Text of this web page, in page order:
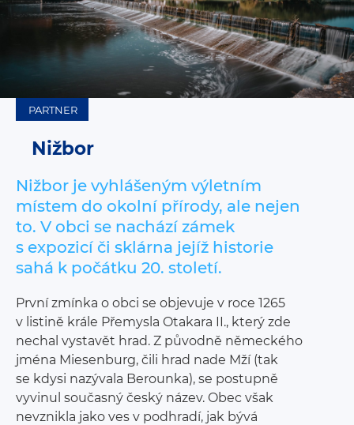
PARTNER
Nižbor
Nižbor je vyhlášeným výletním
místem do okolní přírody, ale nejen
to. V obci se nachází zámek
s expozicí či sklárna jejíž historie
sahá k počátku 20. století.
První zmínka o obci se objevuje v roce 1265
v listině krále Přemysla Otakara II., který zde
nechal vystavět hrad. Z původně německého
jména Miesenburg, čili hrad nade Mží (tak
se kdysi nazývala Berounka), se postupně
vyvinul současný český název. Obec však
nevznikla jako ves v podhradí, jak bývá